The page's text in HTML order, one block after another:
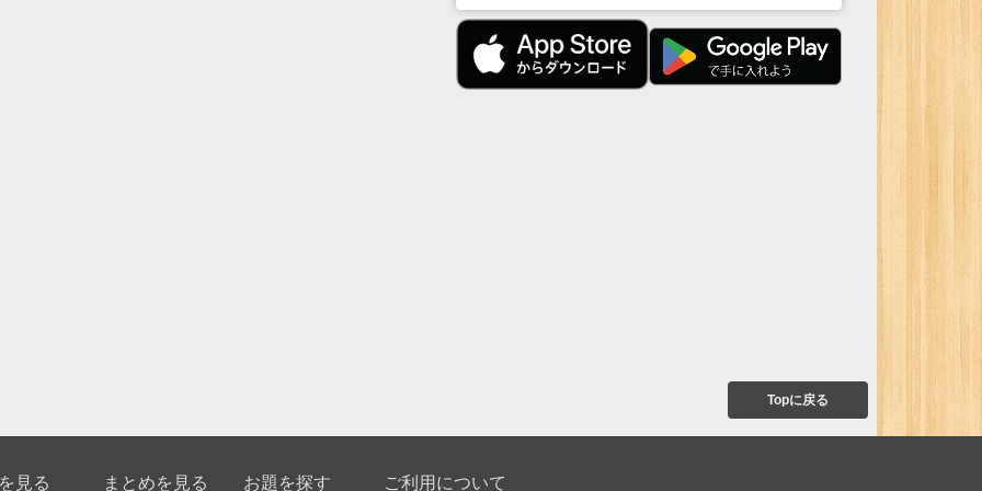
Topに戻る
見る まとめを見る お題を探す ご利用について